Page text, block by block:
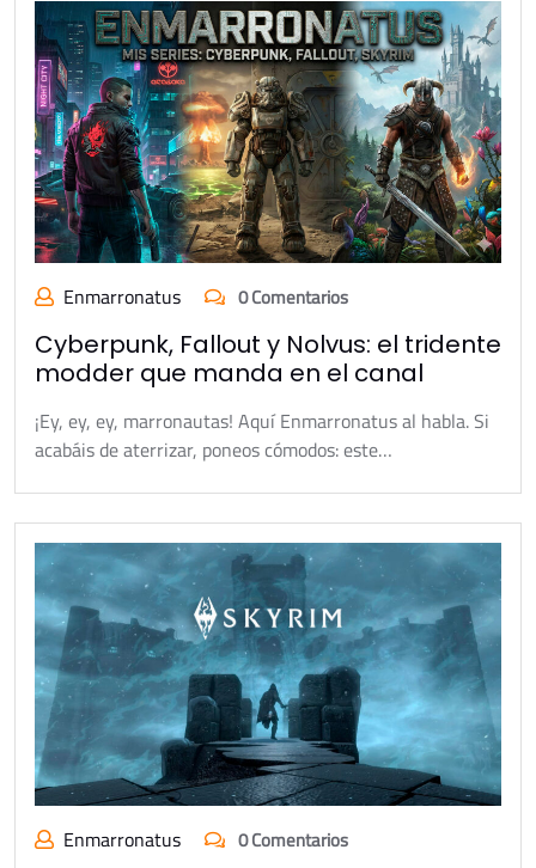
Enmarronatus 0 Comentarios
Cyberpunk, Fallout y Nolvus: el tridente
modder que manda en el canal
¡Ey, ey, ey, marronautas! Aquí Enmarronatus al habla. Si
acabáis de aterrizar, poneos cómodos: este…
Enmarronatus 0 Comentarios